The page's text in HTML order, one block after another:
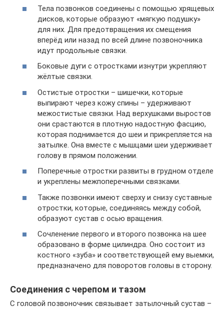
Тела позвонков соединены с помощью хрящевых
дисков, которые образуют «мягкую подушку»
для них. Для предотвращения их смещения
вперёд или назад по всей длине позвоночника
идут продольные связки.
Боковые дуги с отростками изнутри укрепляют
жёлтые связки.
Остистые отростки – шишечки, которые
выпирают через кожу спины – удерживают
межостистые связки. Над верхушками выростов
они срастаются в плотную надостную фасцию,
которая поднимается до шеи и прикрепляется на
затылке. Она вместе с мышцами шеи удерживает
голову в прямом положении.
Поперечные отростки развиты в грудном отделе
и укреплены межпоперечными связками.
Также позвонки имеют сверху и снизу суставные
отростки, которые, соединяясь между собой,
образуют сустав с осью вращения.
Сочленение первого и второго позвонка на шее
образовано в форме цилиндра. Оно состоит из
костного «зуба» и соответствующей ему выемки,
предназначено для поворотов головы в сторону.
Соединения с черепом и тазом
С головой позвоночник связывает затылочный сустав –